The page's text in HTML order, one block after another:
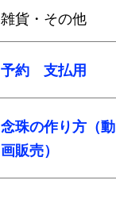
雑貨・その他
予約 支払用
念珠の作り方（動
画販売）